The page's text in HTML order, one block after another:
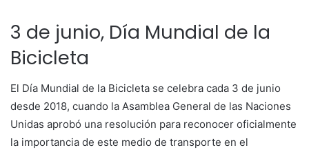
3 de junio, Día Mundial de la
Bicicleta
El Día Mundial de la Bicicleta se celebra cada 3 de junio
desde 2018, cuando la Asamblea General de las Naciones
Unidas aprobó una resolución para reconocer oficialmente
la importancia de este medio de transporte en el